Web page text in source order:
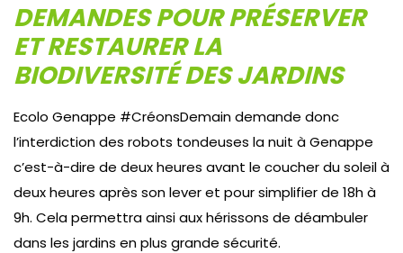
DEMANDES POUR PRÉSERVER
ET RESTAURER LA
BIODIVERSITÉ DES JARDINS
Ecolo Genappe #CréonsDemain demande donc
l’interdiction des robots tondeuses la nuit à Genappe
c’est-à-dire de deux heures avant le coucher du soleil à
deux heures après son lever et pour simplifier de 18h à
9h. Cela permettra ainsi aux hérissons de déambuler
dans les jardins en plus grande sécurité.